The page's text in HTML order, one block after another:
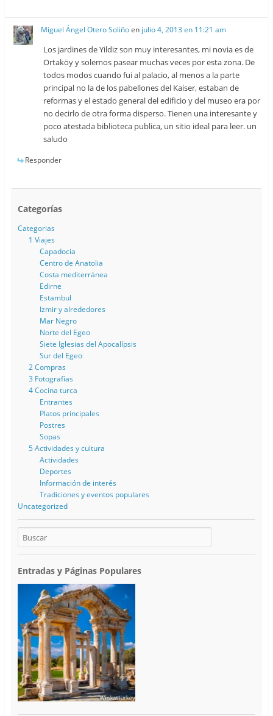
Miguel Ángel Otero Soliñoen julio 4, 2013 en 11:21 am
Los jardines de Yildiz son muy interesantes, mi novia es de
Ortaköy y solemos pasear muchas veces por esta zona. De
todos modos cuando fui al palacio, al menos a la parte
principal no la de los pabellones del Kaiser, estaban de
reformas y el estado general del edificio y del museo era por
no decirlo de otra forma disperso. Tienen una interesante y
poco atestada biblioteca publica, un sitio ideal para leer. un
saludo
Responder
Categorías
Categorias
1 Viajes
Capadocia
Centro de Anatolia
Costa mediterránea
Edirne
Estambul
Izmir y alrededores
Mar Negro
Norte del Egeo
Siete Iglesias del Apocalípsis
Sur del Egeo
2 Compras
3 Fotografías
4 Cocina turca
Entrantes
Platos principales
Postres
Sopas
5 Actividades y cultura
Actividades
Deportes
Información de interés
Tradiciones y eventos populares
Uncategorized
Entradas y Páginas Populares